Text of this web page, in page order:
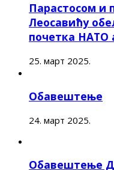
Парастосом и
Леосавићу
почетка НАТО
25. март 2025.
Обавештење
24. март 2025.
Обавештење